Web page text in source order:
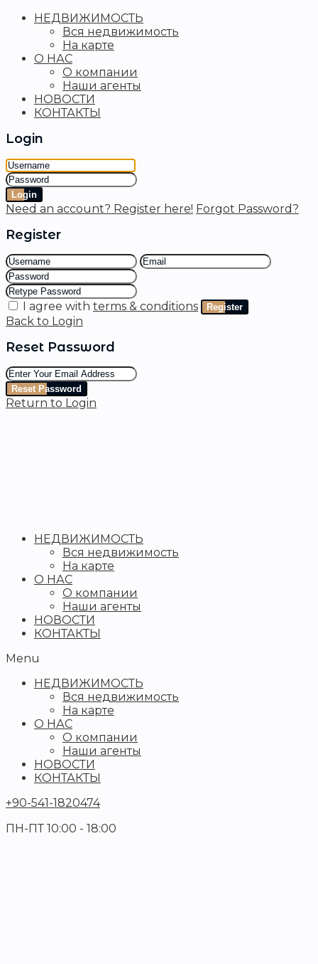
НЕДВИЖИМОСТЬ
Вся недвижимость
На карте
О НАС
О компании
Наши агенты
НОВОСТИ
КОНТАКТЫ
Login
Login
Need an account? Register here! Forgot Password?
Register
I agree with terms & conditions Register
Back to Login
Reset Password
Reset Password
Return to Login
НЕДВИЖИМОСТЬ
Вся недвижимость
На карте
О НАС
О компании
Наши агенты
НОВОСТИ
КОНТАКТЫ
Menu
НЕДВИЖИМОСТЬ
Вся недвижимость
На карте
О НАС
О компании
Наши агенты
НОВОСТИ
КОНТАКТЫ
+90-541-1820474
ПН-ПТ 10:00 - 18:00